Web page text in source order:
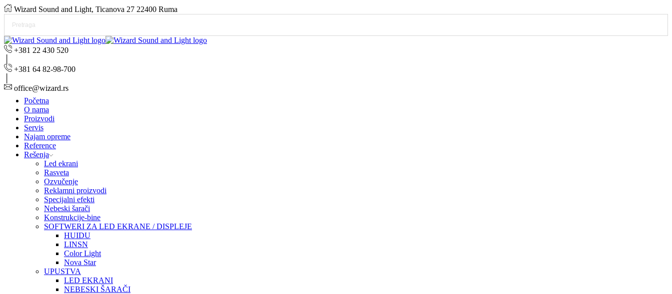
Wizard Sound and Light, Ticanova 27 22400 Ruma
+381 22 430 520
+381 64 82-98-700
office@wizard.rs
Početna
O nama
Proizvodi
Servis
Najam opreme
Reference
Rešenja
Led ekrani
Rasveta
Ozvučenje
Reklamni proizvodi
Specijalni efekti
Nebeski šarači
Konstrukcije-bine
SOFTWERI ZA LED EKRANE / DISPLEJE
HUIDU
LINSN
Color Light
Nova Star
UPUSTVA
LED EKRANI
NEBESKI ŠARAČI